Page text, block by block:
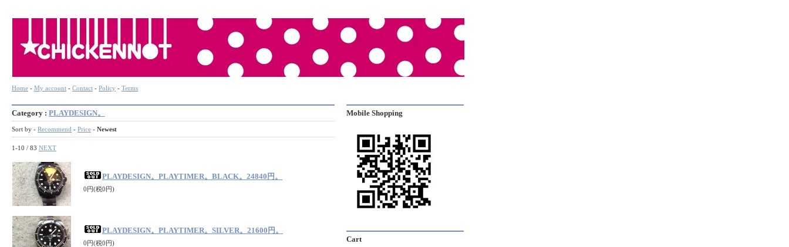
Home - My account - Contact - Policy - Terms
Category : PLAYDESIGN。
Sort by - Recommend - Price - Newest
1-10 / 83 NEXT
PLAYDESIGN。PLAYTIMER。BLACK。24840円。
0円(税0円)
PLAYDESIGN。PLAYTIMER。SILVER。21600円。
0円(税0円)
Mobile Shopping
Cart